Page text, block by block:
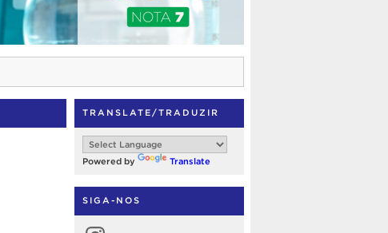
TRANSLATE/TRADUZIR
Powered by Translate
SIGA-NOS
Instagram